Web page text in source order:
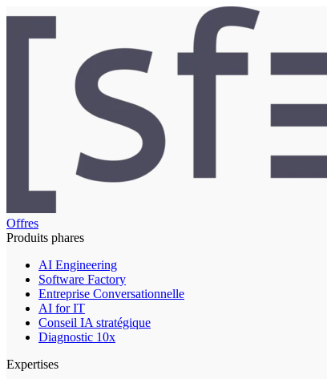
Offres
Produits phares
AI Engineering
Software Factory
Entreprise Conversationnelle
AI for IT
Conseil IA stratégique
Diagnostic 10x
Expertises